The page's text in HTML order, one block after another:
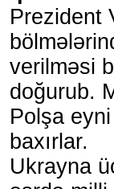
Prezident
verilməsi
doğurub.
Polşa
baxırlar.
Ukrayna